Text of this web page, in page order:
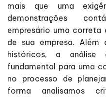
mais que uma
demonstrações
empresário uma correta
de sua empresa.
históricos, a
fundamental para uma
no processo de
forma analisamos